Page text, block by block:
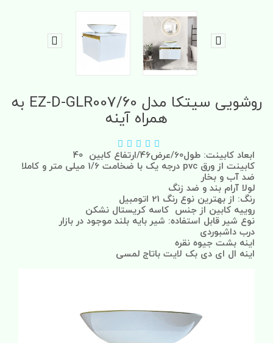
روشویی سیتکا مدل EZ-D-GLR007/60 به
همراه آینه
ابعاد کابینت: طول60/عرض46/ارتفاع کابین 40
کابینت از ورق pvc درجه یک با ضخامت 1/6 میلی متر و کاملا
ضد آب و بخار
لولا آرام بند و ضد زنگ
رنگ: از بهترین نوع رنگ 21 اتومبیل
روییه کابین از جنس کاسه کریستال نشکن
نوع شیر قابل استفاده: شیر بایه بلند موجود در بازار
درب داشبوردی
اینه بشت جیوه نقره
اینه ال ای دی بک لایت باتاج لمسی